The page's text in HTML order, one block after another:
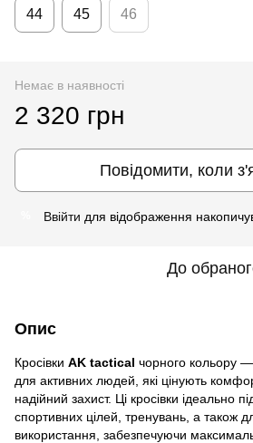
44 45 46
Немає в наявності
2 320 грн
Повідомити, коли
Ввійти для відображення
До
Опис
Кросівки AK tactical чорного кольору
для активних людей, які цінують
надійний захист. Ці кросівки ідеально
спортивних цілей, тренувань, а також
використання, забезпечуючи